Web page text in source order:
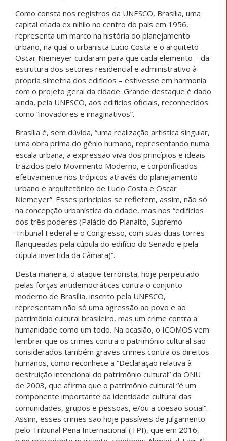
Como consta nos registros da UNESCO, Brasília, uma
capital criada ex nihilo no centro do país em 1956,
representa um marco na história do planejamento
urbano, na qual o urbanista Lucio Costa e o arquiteto
Oscar Niemeyer cuidaram para que cada elemento – da
estrutura dos setores residencial e administrativo à
própria simetria dos edifícios – estivesse em harmonia
com o projeto geral da cidade. Grande destaque é dado
ainda, pela UNESCO, aos edifícios oficiais, reconhecidos
como “inovadores e imaginativos”.
Brasília é, sem dúvida, “uma realização artística singular,
uma obra prima do gênio humano, representando numa
escala urbana, a expressão viva dos princípios e ideais
trazidos pelo Movimento Moderno, e corporificados
efetivamente nos trópicos através do planejamento
urbano e arquitetônico de Lucio Costa e Oscar
Niemeyer”. Esses princípios se refletem, assim, não só
na concepção urbanística da cidade, mas nos “edifícios
dos três poderes (Palácio do Planalto, Supremo
Tribunal Federal e o Congresso, com suas duas torres
flanqueadas pela cúpula do edifício do Senado e pela
cúpula invertida da Câmara)”.
Desta maneira, o ataque terrorista, hoje perpetrado
pelas forças antidemocráticas contra o conjunto
moderno de Brasília, inscrito pela UNESCO,
representam não só uma agressão ao povo e ao
patrimônio cultural brasileiro, mas um crime contra a
humanidade como um todo. Na ocasião, o ICOMOS vem
lembrar que os crimes contra o patrimônio cultural são
considerados também graves crimes contra os direitos
humanos, como reconhece a “Declaração relativa à
destruição intencional do patrimônio cultural” da ONU
de 2003, que afirma que o patrimônio cultural “é um
componente importante da identidade cultural das
comunidades, grupos e pessoas, e/ou a coesão social”.
Assim, esses crimes são hoje passíveis de julgamento
pelo Tribunal Pena Internacional (TPI), que em 2016,